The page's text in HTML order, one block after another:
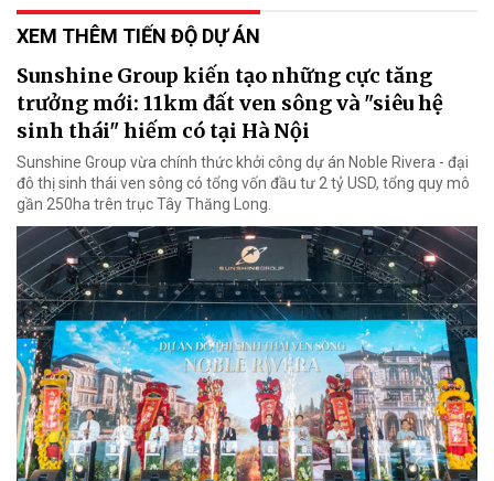
XEM THÊM TIẾN ĐỘ DỰ ÁN
Sunshine Group kiến tạo những cực tăng
trưởng mới: 11km đất ven sông và "siêu hệ
sinh thái" hiếm có tại Hà Nội
Sunshine Group vừa chính thức khởi công dự án Noble Rivera - đại
đô thị sinh thái ven sông có tổng vốn đầu tư 2 tỷ USD, tổng quy mô
gần 250ha trên trục Tây Thăng Long.